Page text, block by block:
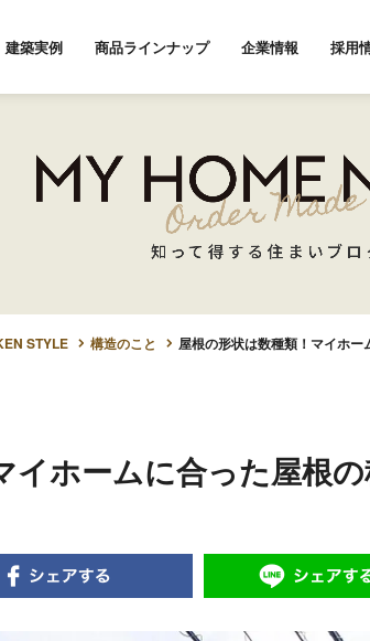
建築実例 商品ラインナップ 企業情報 採用
STYLE 構造のこと 屋根の形状は数種類！マイホ
イホームに合った屋根